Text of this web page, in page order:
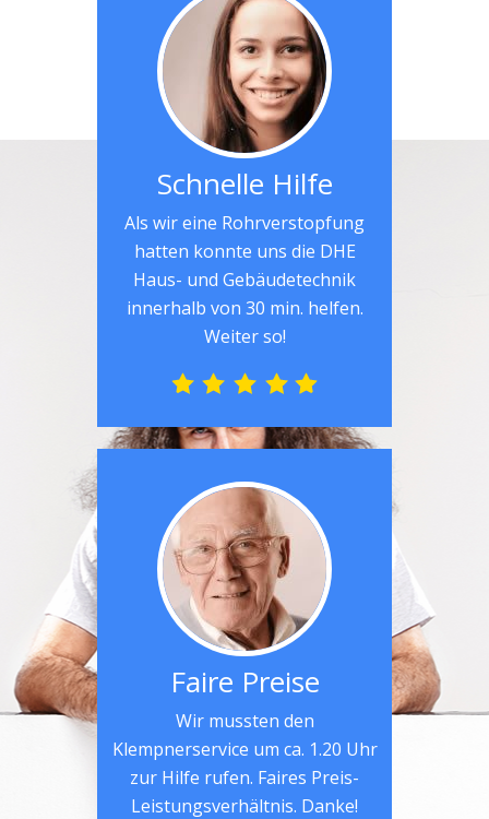
Schnelle Hilfe
Als wir eine Rohrverstopfung
hatten konnte uns die DHE
Haus- und Gebäudetechnik
innerhalb von 30 min. helfen.
Weiter so!
Faire Preise
Wir mussten den
Klempnerservice um ca. 1.20 Uhr
zur Hilfe rufen. Faires Preis-
Leistungsverhältnis. Danke!